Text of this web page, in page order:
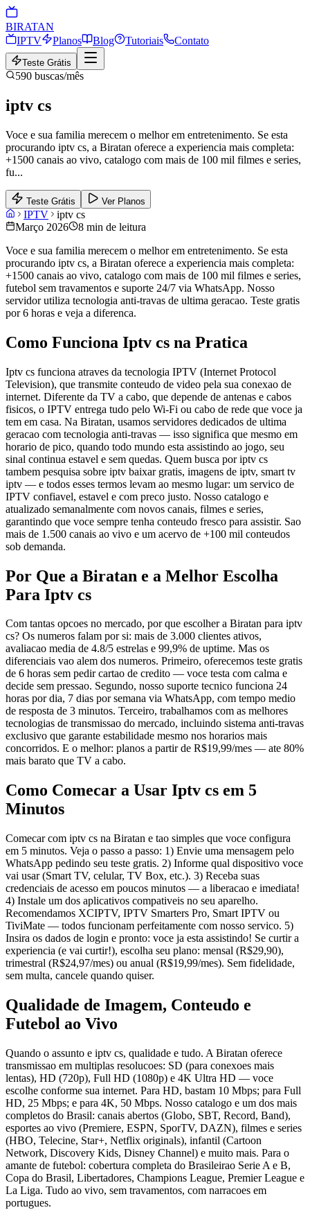
BIRATAN
IPTV
Planos Blog Tutoriais Contato
Teste Grátis
590 buscas/mês
iptv cs
Voce e sua familia merecem o melhor em entretenimento. Se esta
procurando iptv cs, a Biratan oferece a experiencia mais completa:
+1500 canais ao vivo, catalogo com mais de 100 mil filmes e series,
fu...
Teste Grátis Ver Planos
IPTV
iptv cs
Março 2026
8 min de leitura
Voce e sua familia merecem o melhor em entretenimento. Se esta
procurando iptv cs, a Biratan oferece a experiencia mais completa:
+1500 canais ao vivo, catalogo com mais de 100 mil filmes e series,
futebol sem travamentos e suporte 24/7 via WhatsApp. Nosso
servidor utiliza tecnologia anti-travas de ultima geracao. Teste gratis
por 6 horas e veja a diferenca.
Como Funciona Iptv cs na Pratica
Iptv cs funciona atraves da tecnologia IPTV (Internet Protocol
Television), que transmite conteudo de video pela sua conexao de
internet. Diferente da TV a cabo, que depende de antenas e cabos
fisicos, o IPTV entrega tudo pelo Wi-Fi ou cabo de rede que voce ja
tem em casa. Na Biratan, usamos servidores dedicados de ultima
geracao com tecnologia anti-travas — isso significa que mesmo em
horario de pico, quando todo mundo esta assistindo ao jogo, seu
sinal continua estavel e sem quedas. Quem busca por iptv cs
tambem pesquisa sobre iptv baixar gratis, imagens de iptv, smart tv
iptv — e todos esses termos levam ao mesmo lugar: um servico de
IPTV confiavel, estavel e com preco justo. Nosso catalogo e
atualizado semanalmente com novos canais, filmes e series,
garantindo que voce sempre tenha conteudo fresco para assistir. Sao
mais de 1.500 canais ao vivo e um acervo de +100 mil conteudos
sob demanda.
Por Que a Biratan e a Melhor Escolha
Para Iptv cs
Com tantas opcoes no mercado, por que escolher a Biratan para iptv
cs? Os numeros falam por si: mais de 3.000 clientes ativos,
avaliacao media de 4.8/5 estrelas e 99,9% de uptime. Mas os
diferenciais vao alem dos numeros. Primeiro, oferecemos teste gratis
de 6 horas sem pedir cartao de credito — voce testa com calma e
decide sem pressao. Segundo, nosso suporte tecnico funciona 24
horas por dia, 7 dias por semana via WhatsApp, com tempo medio
de resposta de 3 minutos. Terceiro, trabalhamos com as melhores
tecnologias de transmissao do mercado, incluindo sistema anti-travas
exclusivo que garante estabilidade mesmo nos horarios mais
concorridos. E o melhor: planos a partir de R$19,99/mes — ate 80%
mais barato que TV a cabo.
Como Comecar a Usar Iptv cs em 5
Minutos
Comecar com iptv cs na Biratan e tao simples que voce configura
em 5 minutos. Veja o passo a passo: 1) Envie uma mensagem pelo
WhatsApp pedindo seu teste gratis. 2) Informe qual dispositivo voce
vai usar (Smart TV, celular, TV Box, etc.). 3) Receba suas
credenciais de acesso em poucos minutos — a liberacao e imediata!
4) Instale um dos aplicativos compativeis no seu aparelho.
Recomendamos XCIPTV, IPTV Smarters Pro, Smart IPTV ou
TiviMate — todos funcionam perfeitamente com nosso servico. 5)
Insira os dados de login e pronto: voce ja esta assistindo! Se curtir a
experiencia (e vai curtir!), escolha seu plano: mensal (R$29,90),
trimestral (R$24,97/mes) ou anual (R$19,99/mes). Sem fidelidade,
sem multa, cancele quando quiser.
Qualidade de Imagem, Conteudo e
Futebol ao Vivo
Quando o assunto e iptv cs, qualidade e tudo. A Biratan oferece
transmissao em multiplas resolucoes: SD (para conexoes mais
lentas), HD (720p), Full HD (1080p) e 4K Ultra HD — voce
escolhe conforme sua internet. Para HD, bastam 10 Mbps; para Full
HD, 25 Mbps; e para 4K, 50 Mbps. Nosso catalogo e um dos mais
completos do Brasil: canais abertos (Globo, SBT, Record, Band),
esportes ao vivo (Premiere, ESPN, SporTV, DAZN), filmes e series
(HBO, Telecine, Star+, Netflix originals), infantil (Cartoon
Network, Discovery Kids, Disney Channel) e muito mais. Para o
amante de futebol: cobertura completa do Brasileirao Serie A e B,
Copa do Brasil, Libertadores, Champions League, Premier League e
La Liga. Tudo ao vivo, sem travamentos, com narracoes em
portugues.